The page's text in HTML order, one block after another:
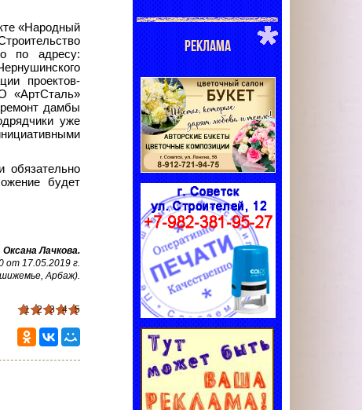
«Народный
по адресу:
проектов-
«АртСталь»
дамбы
уже
обязательно
будет
Оксана Лачкова.
17.05.2019 г.
Арбаж).
1 2 3 4 5
РЕКЛАМА